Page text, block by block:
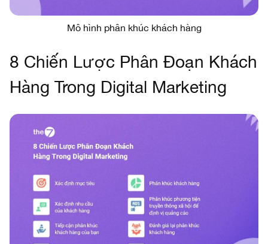
Mô hình phân khúc khách hàng
8 Chiến Lược Phân Đoạn Khách
Hàng Trong Digital Marketing